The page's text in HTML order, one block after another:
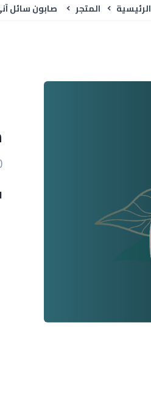
الرئيسية المتجر صابون سائل آني